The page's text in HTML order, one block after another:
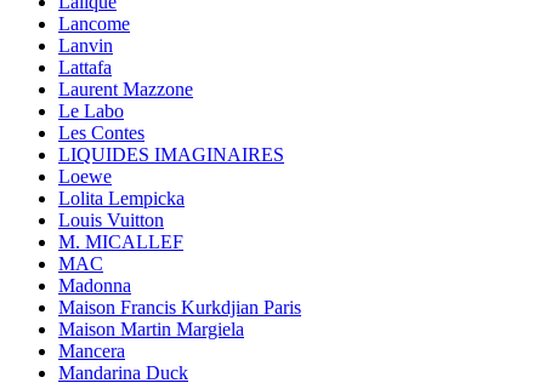
Lancome
Lanvin
Lattafa
Laurent Mazzone
Le Labo
Les Contes
LIQUIDES IMAGINAIRES
Loewe
Lolita Lempicka
Louis Vuitton
M. MICALLEF
MAC
Madonna
Maison Francis Kurkdjian Paris
Maison Martin Margiela
Mancera
Mandarina Duck